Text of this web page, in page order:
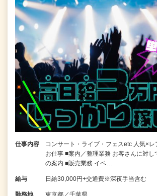
仕事内容
コンサート・ライブ・フェスetc 人気×
お仕事 ■案内／整理業務 お客さんに対し
の案内 ■販売業務 イベ…
給与 日給30,000円+交通費※深夜手当含む
勤務地 東京都／千葉県